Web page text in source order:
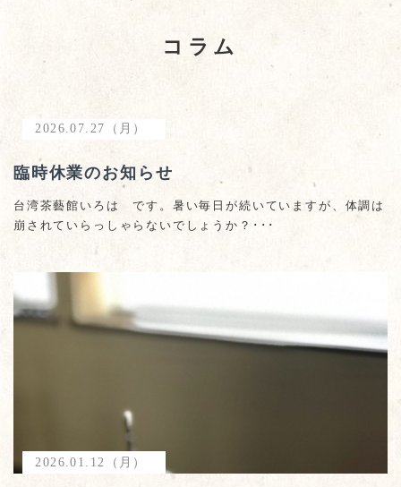
コラム
2026.07.27（月）
臨時休業のお知らせ
台湾茶藝館いろは です。暑い毎日が続いていますが、体調は
崩されていらっしゃらないでしょうか？･･･
2026.01.12（月）